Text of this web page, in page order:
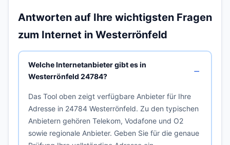
Antworten auf Ihre wichtigsten Fragen
zum Internet in Westerrönfeld
Welche Internetanbieter gibt es in
Westerrönfeld 24784?
Das Tool oben zeigt verfügbare Anbieter für Ihre
Adresse in 24784 Westerrönfeld. Zu den typischen
Anbietern gehören Telekom, Vodafone und O2
sowie regionale Anbieter. Geben Sie für die genaue